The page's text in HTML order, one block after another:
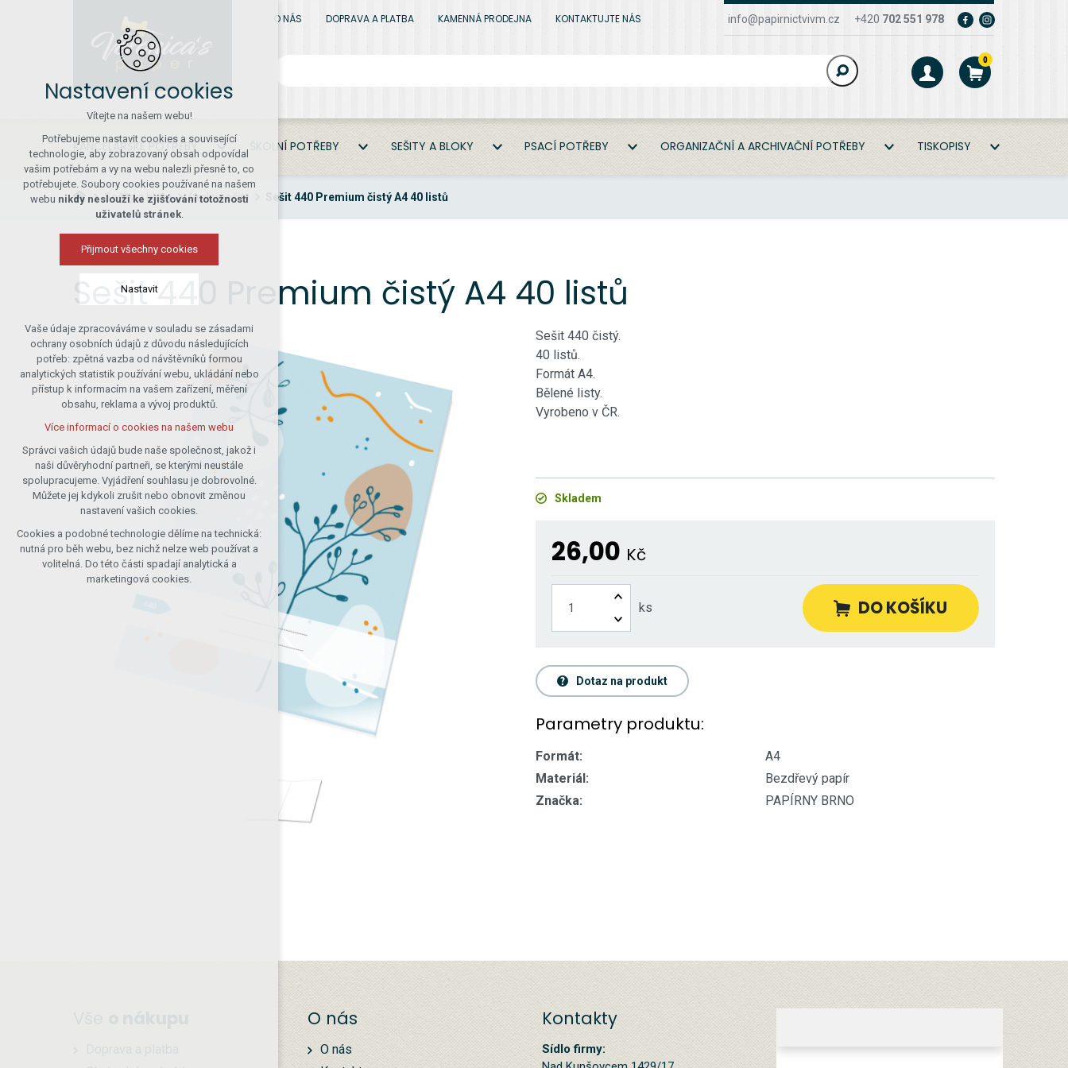
O NÁS DOPRAVA A PLATBA KAMENNÁ PRODEJNA KONTAKTUJTE NÁS info@papirnictvivm.cz +420 702 551 978
0
KANCELÁŘSKÉ POTŘEBY ŠKOLNÍ POTŘEBY SEŠITY A BLOKY PSACÍ POTŘEBY ORGANIZAČNÍ A ARCHIVAČNÍ POTŘEBY TISKOPISY
Sešity a bloky Školní sešity Sešit 440 Premium čistý A4 40 listů
Sešit 440 Premium čistý A4 40 listů
Sešit 440 čistý.
40 listů.
Formát A4.
Bělené listy.
Vyrobeno v ČR.
Skladem
26,00 Kč
ks DO KOŠÍKU
Dotaz na produkt
Parametry produktu:
Formát:
A4
Materiál:
Bezdřevý papír
Značka:
PAPÍRNY BRNO
O nás
O nás
Kontakty
Sídlo firmy:
Nastavení cookies
Vítejte na našem webu!
Potřebujeme nastavit cookies a související
technologie, aby zobrazovaný obsah odpovídal
vašim potřebám a vy na webu nalezli přesně to, co
potřebujete. Soubory cookies používané na našem
webu nikdy neslouží ke zjišťování totožnosti
uživatelů stránek.
Přijmout všechny cookies
Nastavit
Technická cookies
nutná pro provozování webu
udržení kontextu stránek (session):
případná přihlášení, volby jazyka, apod.
Volitelná cookies
analytická pro anonymizované
vyhodnocení návštěvnosti
marketingová cookies (Google)
Více informací o cookies na našem webu
Přijmout všechny cookies
Odmítnout vše
Vaše údaje zpracováváme v souladu se zásadami
ochrany osobních údajů z důvodu následujících
potřeb: zpětná vazba od návštěvníků formou
analytických statistik používání webu, ukládání nebo
přístup k informacím na vašem zařízení, měření
obsahu, reklama a vývoj produktů.
Více informací o cookies na našem webu
Správci vašich údajů bude naše společnost, jakož i
naši důvěryhodní partneři, se kterými neustále
spolupracujeme. Vyjádření souhlasu je dobrovolné.
Můžete jej kdykoli zrušit nebo obnovit změnou
nastavení vašich cookies.
Cookies a podobné technologie dělíme na technická:
nutná pro běh webu, bez nichž nelze web používat a
volitelná. Do této části spadají analytická a
marketingová cookies.